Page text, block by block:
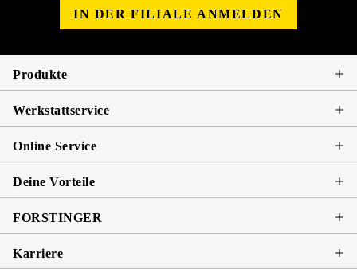
IN DER FILIALE ANMELDEN
Produkte
Werkstattservice
Online Service
Deine Vorteile
FORSTINGER
Karriere